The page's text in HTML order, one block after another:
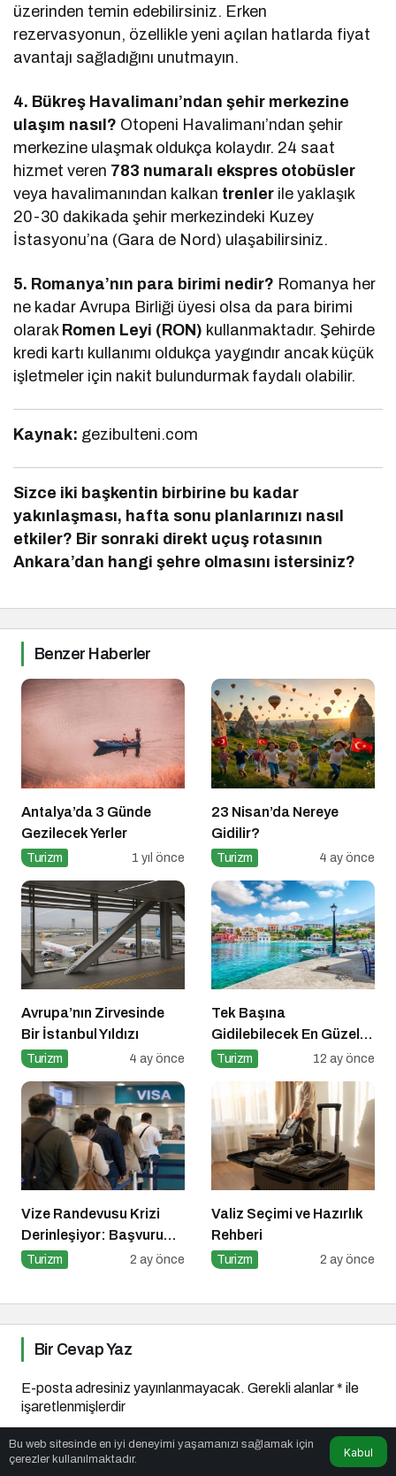
üzerinden temin edebilirsiniz. Erken
rezervasyonun, özellikle yeni açılan hatlarda fiyat
avantajı sağladığını unutmayın.
4. Bükreş Havalimanı’ndan şehir merkezine
ulaşım nasıl? Otopeni Havalimanı’ndan şehir
merkezine ulaşmak oldukça kolaydır. 24 saat
hizmet veren 783 numaralı ekspres otobüsler
veya havalimanından kalkan trenler ile yaklaşık
20-30 dakikada şehir merkezindeki Kuzey
İstasyonu’na (Gara de Nord) ulaşabilirsiniz.
5. Romanya’nın para birimi nedir? Romanya her
ne kadar Avrupa Birliği üyesi olsa da para birimi
olarak Romen Leyi (RON) kullanmaktadır. Şehirde
kredi kartı kullanımı oldukça yaygındır ancak küçük
işletmeler için nakit bulundurmak faydalı olabilir.
Kaynak: gezibulteni.com
Sizce iki başkentin birbirine bu kadar
yakınlaşması, hafta sonu planlarınızı nasıl
etkiler? Bir sonraki direkt uçuş rotasının
Ankara’dan hangi şehre olmasını istersiniz?
Benzer Haberler
Antalya’da 3 Günde
Gezilecek Yerler
Turizm 1 yıl önce
23 Nisan’da Nereye
Gidilir?
Turizm 4 ay önce
Avrupa’nın Zirvesinde
Bir İstanbul Yıldızı
Turizm 4 ay önce
Tek Başına
Gidilebilecek En Güzel
Tatil Yerleri
Turizm 12 ay önce
Vize Randevusu Krizi
Derinleşiyor: Başvuru
Süreçlerinde Rekor
Turizm 2 ay önce
Valiz Seçimi ve Hazırlık
Rehberi
Turizm 2 ay önce
Bir Cevap Yaz
E-posta adresiniz yayınlanmayacak. Gerekli alanlar* ile
işaretlenmişlerdir
Yorumunuz*
Bu web sitesinde en iyi deneyimi yaşamanızı sağlamak için
çerezler kullanılmaktadır.
Kabul